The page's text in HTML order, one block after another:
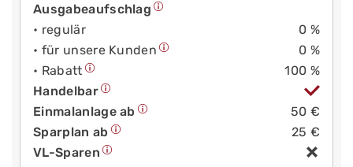
Ausgabeaufschlag
• regulär
0 %
• für unsere Kunden
0 %
• Rabatt
100 %
Handelbar
Einmalanlage ab
50 €
Sparplan ab
25 €
VL-Sparen